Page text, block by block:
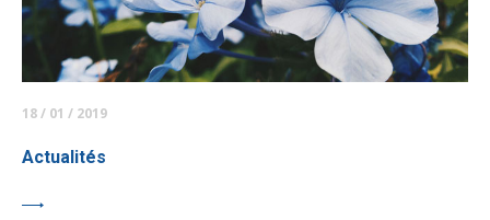
18 / 01 / 2019
Actualités